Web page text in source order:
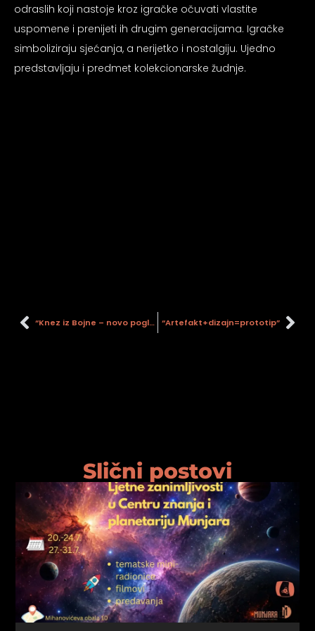
odraslih koji nastoje kroz igračke očuvati vlastite
uspomene i prenijeti ih drugim generacijama. Igračke
simboliziraju sjećanja, a nerijetko i nostalgiju. Ujedno
predstavljaju i predmet kolekcionarske žudnje.
“Knez iz Bojne – novo poglavlje hrvatske povijesti” “Artefakt+dizajn=prototip”
Slični postovi